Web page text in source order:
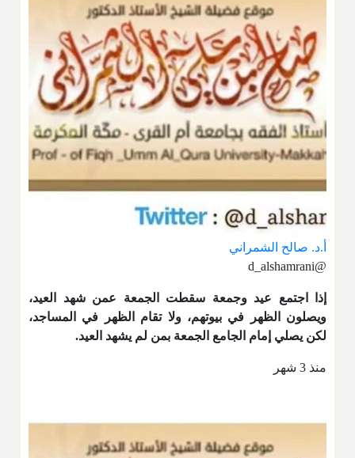
أ.د. صالح الشمراني
@d_alshamrani
إذا اجتمع عيد وجمعة سقطت الجمعة عمن شهد العيد،
ويصلون الظهر في بيوتهم، ولا تقام الظهر في المساجد،
لكن يصلي إمام الجامع الجمعة بمن لم يشهد العيد.
منذ 3 شهر